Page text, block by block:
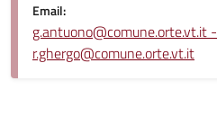
Email:
g.antuono@comune.orte.vt.it -
r.ghergo@comune.orte.vt.it